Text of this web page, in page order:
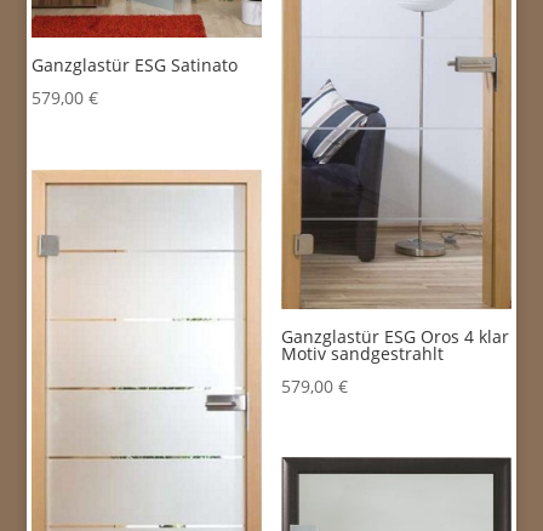
Ganzglastür ESG Satinato
579,00€
Ganzglastür ESG Oros 4 klar
Motiv sandgestrahlt
579,00 €